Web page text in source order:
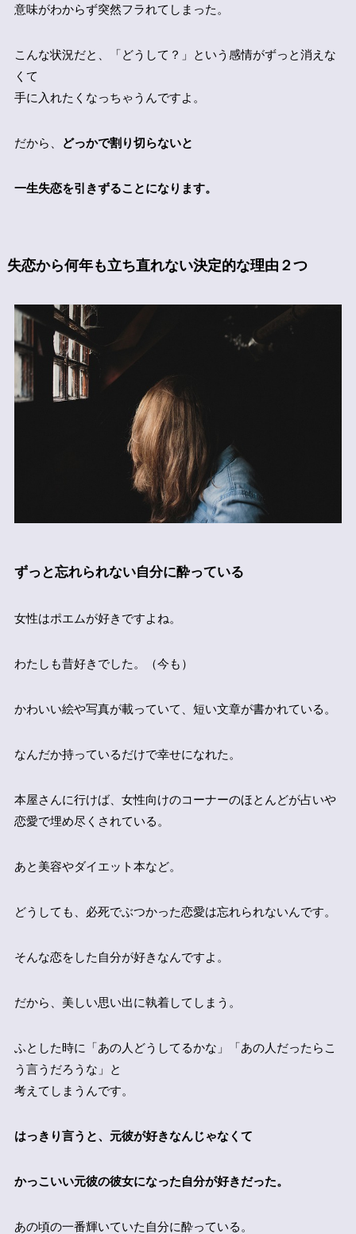
意味がわからず突然フラれてしまった。
こんな状況だと、「どうして？」という感情がずっと消えな
くて
手に入れたくなっちゃうんですよ。
だから、 どっかで割り切らないと
一生失恋を引きずることになります。
失恋から何年も立ち直れない決定的な理由２つ
ずっと忘れられない自分に酔っている
女性はポエムが好きですよね。
わたしも昔好きでした。（今も）
かわいい絵や写真が載っていて、短い文章が書かれている。
なんだか持っているだけで幸せになれた。
本屋さんに行けば、女性向けのコーナーのほとんどが占いや
恋愛で埋め尽くされている。
あと美容やダイエット本など。
どうしても、必死でぶつかった恋愛は忘れられないんです。
そんな恋をした自分が好きなんですよ。
だから、美しい思い出に執着してしまう。
ふとした時に「あの人どうしてるかな」「あの人だったらこ
う言うだろうな」と
考えてしまうんです。
はっきり言うと、元彼が好きなんじゃなくて
かっこいい元彼の彼女になった自分が好きだった。
あの頃の一番輝いていた自分に酔っている。